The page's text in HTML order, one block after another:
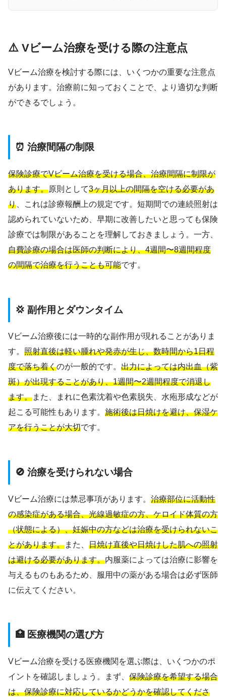
⚠️ Vビーム治療を受ける際の注意点
Vビーム治療を検討する際には、いくつかの重要な注意点
があります。治療前に知っておくことで、より適切な判断
ができるでしょう。
⏰ 治療間隔の制限
保険診療でVビーム治療を受ける場合、治療間隔に制限が
あります。原則として3ヶ月以上の間隔を空ける必要があ
り 、これは診療報酬上の規定です。短期間での連続照射は
認められていないため、早期に改善したいと思っても保険
診療では制限があることを理解しておきましょう。一方、
自費診療の場合は医師の判断により、4週間〜8週間程度
の間隔で治療を行うことも可能です。
💢 副作用とダウンタイム
Vビーム治療後には一時的な副作用が現れることがありま
す。 照射直後は軽い腫れや発赤が生じ、数時間から1日程
度で落ち着くのが一般的です。 出力によっては内出血（紫
斑）が出現することがあり、1週間〜2週間程度で消退し
ます。また、まれに色素沈着や色素脱失、水疱形成などが
起こる可能性もあります。 施術後は日焼けを避け、保湿ケ
アを行うことが大切です。
🚫 治療を受けられない場合
Vビーム治療には禁忌事項があります。 治療部位に活動性
の感染症がある場合、光線過敏症の方、ケロイド体質の方
（状態による）、妊娠中の方などは治療を受けられないこ
とがあります。また、 日焼け直後や日焼けした肌への照射
は避ける必要があります。内服薬によっては治療に影響を
与えるものもあるため、服用中の薬がある場合は必ず医師
に伝えてください。
🏥 医療機関の選び方
Vビーム治療を受ける医療機関を選ぶ際は、いくつかのポ
イントを確認しましょう。まず、 保険診療を希望する場合
は、保険診療に対応しているかどうかを確認してくださ